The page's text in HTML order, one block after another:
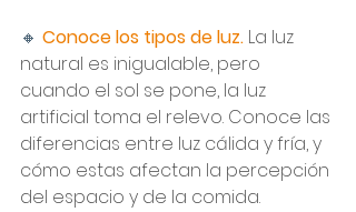
🔸 Conoce los tipos de luz. La luz
natural es inigualable, pero
cuando el sol se pone, la luz
artificial toma el relevo. Conoce las
diferencias entre luz cálida y fría, y
cómo estas afectan la percepción
del espacio y de la comida.